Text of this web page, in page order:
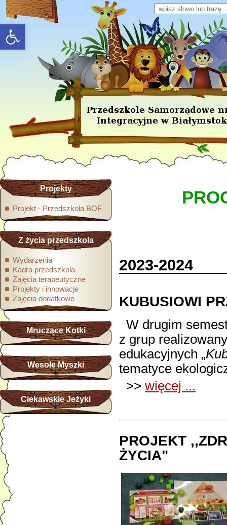
rozwiń/zwiń panel
Wpisz słowo lub frazę
Projekty
Projekt - Przedszkola BOF
Z życia przedszkola
Wydarzenia
Kadra przedszkola
Zajęcia terapeutyczne
Projekty i innowacje
Zajęcia dodatkowe
Mruczące Kotki
Wesołe Myszki
Ciekawskie Jeżyki
2023-2024
KUBUSIOWI
W drugim
z grup
edukacyjnych „
tematyce
>> więcej ...
PROJEKT
ŻYCIA"